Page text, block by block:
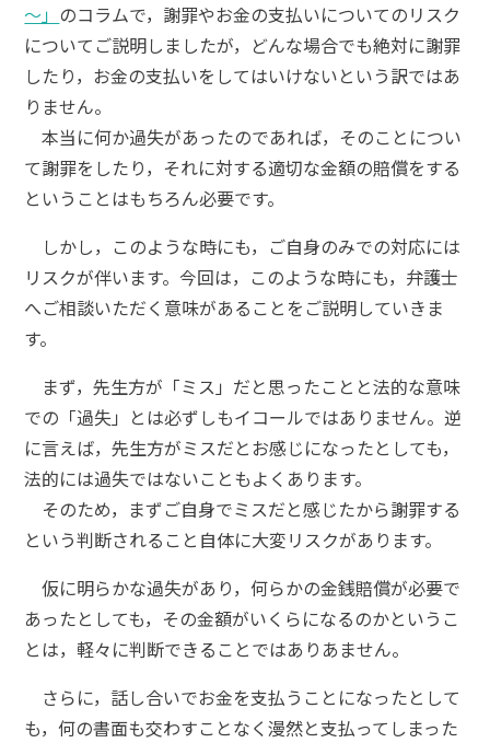
～」 のコラムで，謝罪やお金の支払いについてのリスク
についてご説明しましたが，どんな場合でも絶対に謝罪
したり，お金の支払いをしてはいけないという訳ではあ
りません。
本当に何か過失があったのであれば，そのことについ
て謝罪をしたり，それに対する適切な金額の賠償をする
ということはもちろん必要です。
しかし，このような時にも，ご自身のみでの対応には
リスクが伴います。今回は，このような時にも，弁護士
へご相談いただく意味があることをご説明していきま
す。
まず，先生方が「ミス」だと思ったことと法的な意味
での「過失」とは必ずしもイコールではありません。逆
に言えば，先生方がミスだとお感じになったとしても，
法的には過失ではないこともよくあります。
そのため，まずご自身でミスだと感じたから謝罪する
という判断されること自体に大変リスクがあります。
仮に明らかな過失があり，何らかの金銭賠償が必要で
あったとしても，その金額がいくらになるのかというこ
とは，軽々に判断できることではありあません。
さらに，話し合いでお金を支払うことになったとして
も，何の書面も交わすことなく漫然と支払ってしまった